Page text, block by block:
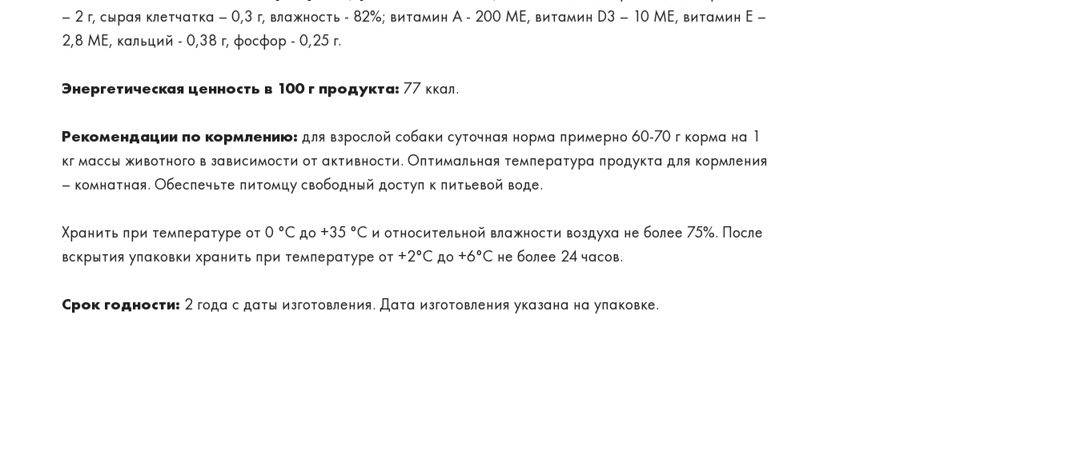
– 2 г, сырая клетчатка – 0,3 г, влажность - 82%; витамин А - 200 МЕ, витамин D3 – 10 МЕ, витамин Е –
2,8 МЕ, кальций - 0,38 г, фосфор - 0,25 г.
Энергетическая ценность в 100 г продукта: 77 ккал.
Рекомендации по кормлению: для взрослой собаки суточная норма примерно 60-70 г корма на 1
кг массы животного в зависимости от активности. Оптимальная температура продукта для кормления
– комнатная. Обеспечьте питомцу свободный доступ к питьевой воде.
Хранить при температуре от 0 °С до +35 °С и относительной влажности воздуха не более 75%. После
вскрытия упаковки хранить при температуре от +2°С до +6°С не более 24 часов.
Срок годности: 2 года с даты изготовления. Дата изготовления указана на упаковке.